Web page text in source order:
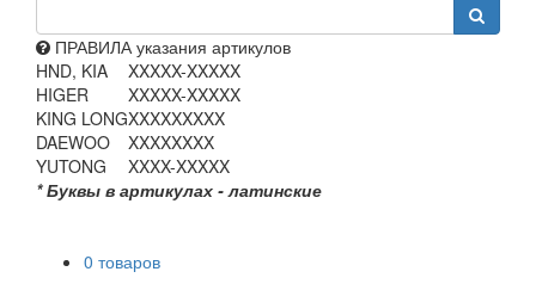
ПРАВИЛА указания артикулов
HND, KIA
XXXXX-XXXXX
HIGER
XXXXX-XXXXX
KING LONGXXXXXXXXX
DAEWOO
XXXXXXXX
YUTONG
XXXX-XXXXX
* Буквы в артикулах - латинские
0 товаров